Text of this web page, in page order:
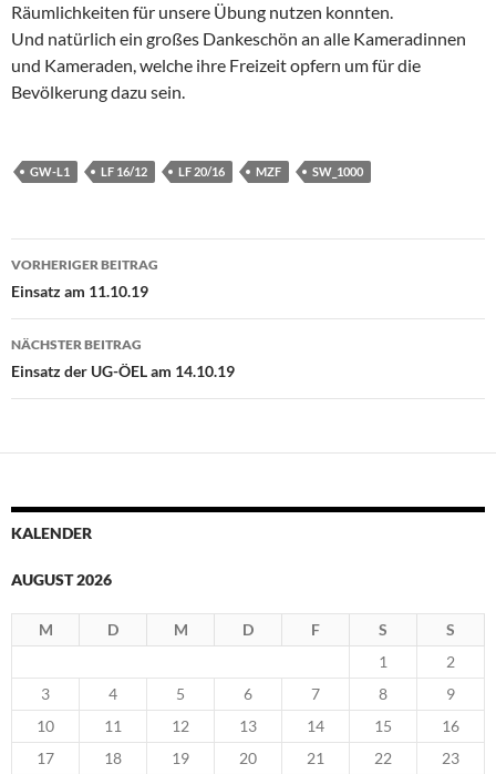
Räumlichkeiten für unsere Übung nutzen konnten.
Und natürlich ein großes Dankeschön an alle Kameradinnen
und Kameraden, welche ihre Freizeit opfern um für die
Bevölkerung dazu sein.
GW-L1 LF 16/12 LF 20/16 MZF SW_1000
Beitragsnavigation
VORHERIGER BEITRAG
Einsatz am 11.10.19
NÄCHSTER BEITRAG
Einsatz der UG-ÖEL am 14.10.19
KALENDER
AUGUST 2026
M D M D F S S
1
2
3
4 5 6 7 8
9
10
11 12 13 14 15
16
17
18 19 20 21 22
23